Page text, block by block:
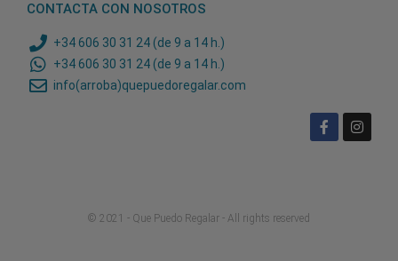
CONTACTA CON NOSOTROS
+34 606 30 31 24 (de 9 a 14 h.)
+34 606 30 31 24 (de 9 a 14 h.)
info(arroba)quepuedoregalar.com
© 2021 - Que Puedo Regalar - All rights reserved